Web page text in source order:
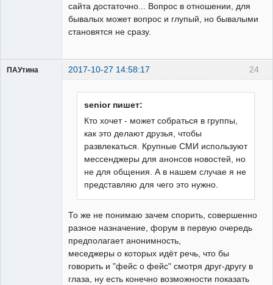
сайта достаточно... Вопрос в отношении, для
бывалых может вопрос и глупый, но бывалыми
становятся не сразу.
24
ПАУтина 2017-10-27 14:58:17
senior пишет:
Кто хочет - может собраться в группы,
как это делают друзья, чтобы
развлекаться. Крупные СМИ используют
мессенджеры для анонсов новостей, но
не для общения. А в нашем случае я не
представляю для чего это нужно.
То же не понимаю зачем спорить, совершенно
разное назначение, форум в первую очередь
предполагает анонимность,
меседжеры о которых идёт речь, что бы
говорить и "фейс о фейс" смотря друг-другу в
глаза, ну есть конечно возможности показать